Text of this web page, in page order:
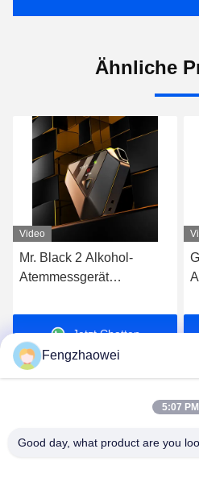
Ähnliche
Video
Mr. Black 2 Alkohol-
Atemmessgerät
Jetzt Chatten
Shenzhen
Fengzhaowei
5:07 PM
Good day, what product are you